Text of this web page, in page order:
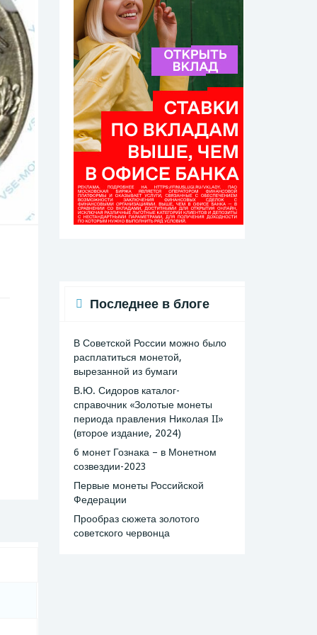
Последнее в блоге
В Советской России можно было
расплатиться монетой,
вырезанной из бумаги
В.Ю. Сидоров каталог-
справочник «Золотые монеты
периода правления Николая II»
(второе издание, 2024)
6 монет Гознака – в Монетном
созвездии-2023
Первые монеты Российской
Федерации
Прообраз сюжета золотого
советского червонца